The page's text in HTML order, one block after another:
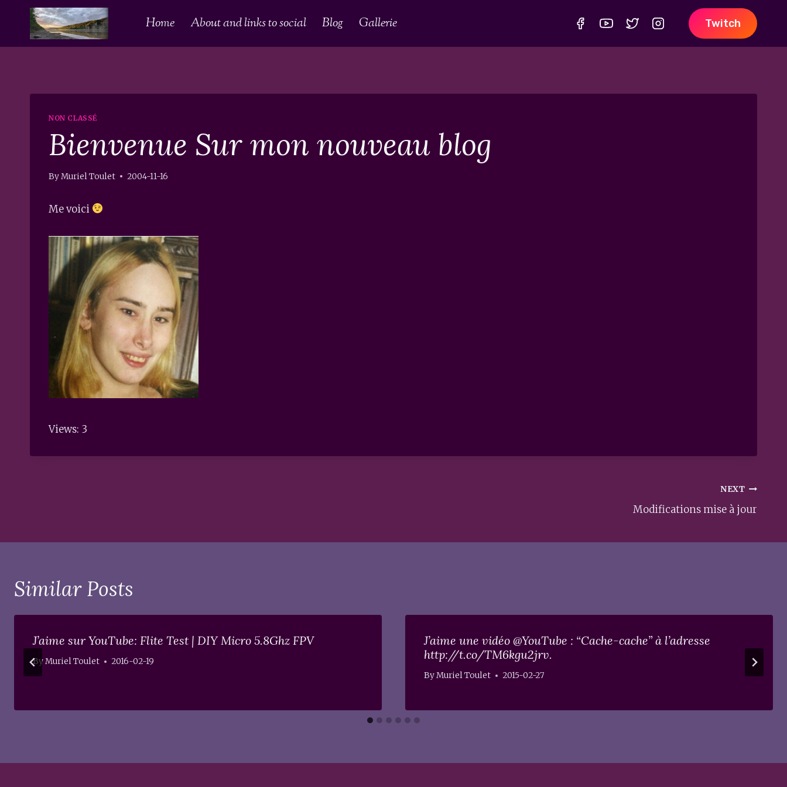
content
Home About and links to social Blog Gallerie Twitch
NON CLASSÉ
Bienvenue Sur mon nouveau blog
ByMuriel Toulet 2004-11-16
Me voici
Views: 3
NEXT
Modifications mise à jour
Similar Posts
J’aime sur YouTube: Flite Test | DIY Micro 5.8Ghz FPV
ByMuriel Toulet 2016-02-19
J’aime une vidéo @YouTube : “Cache-cache” à l’adresse
http://t.co/TM6kgu2jrv.
ByMuriel Toulet 2015-02-27